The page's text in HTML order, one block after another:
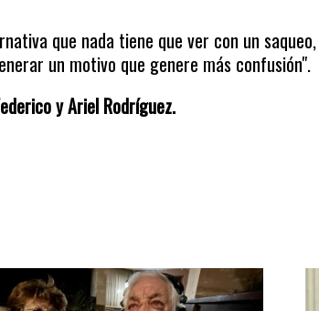
que nada tiene que ver con un
un motivo que genere más confusión".
y Ariel Rodríguez.